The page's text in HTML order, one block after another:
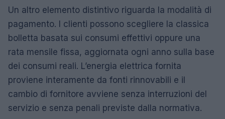
Un altro elemento distintivo riguarda la modalità di
pagamento. I clienti possono scegliere la classica
bolletta basata sui consumi effettivi oppure una
rata mensile fissa, aggiornata ogni anno sulla base
dei consumi reali. L’energia elettrica fornita
proviene interamente da fonti rinnovabili e il
cambio di fornitore avviene senza interruzioni del
servizio e senza penali previste dalla normativa.